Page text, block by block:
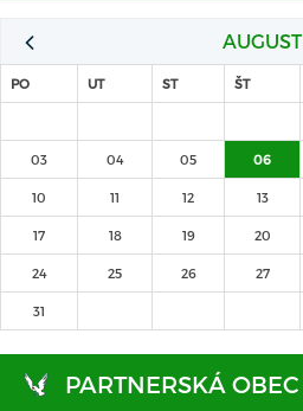
AUGUST
PO UT ST ŠT
03 04 05 06
10 11 12 13
17 18 19 20
24 25 26 27
31
PARTNERSKÁ OBEC